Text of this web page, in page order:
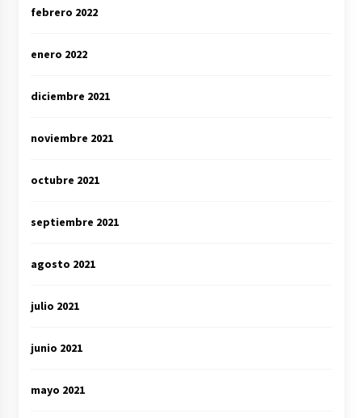
febrero 2022
enero 2022
diciembre 2021
noviembre 2021
octubre 2021
septiembre 2021
agosto 2021
julio 2021
junio 2021
mayo 2021